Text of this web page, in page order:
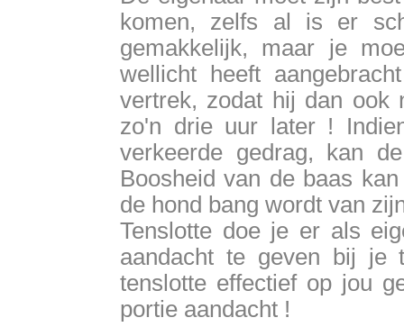
komen, zelfs al is er
gemakkelijk, maar je
wellicht heeft
vertrek, zodat hij dan ook
zo'n drie uur later !
verkeerde gedrag, kan
Boosheid van de baas
de hond bang wordt van
Tenslotte doe je er als
aandacht te geven bij je
tenslotte effectief op jou
portie aandacht !